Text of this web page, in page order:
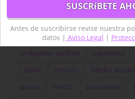
dron Drones
forestal Fotogrametría GEE
Google Earth Engine IA
Imágenes satélite ingeniero
LIDAR marino Medio
piloto Pix4D procesado
Antes de suscribirse revise nuestra
datos | Aviso Legal |